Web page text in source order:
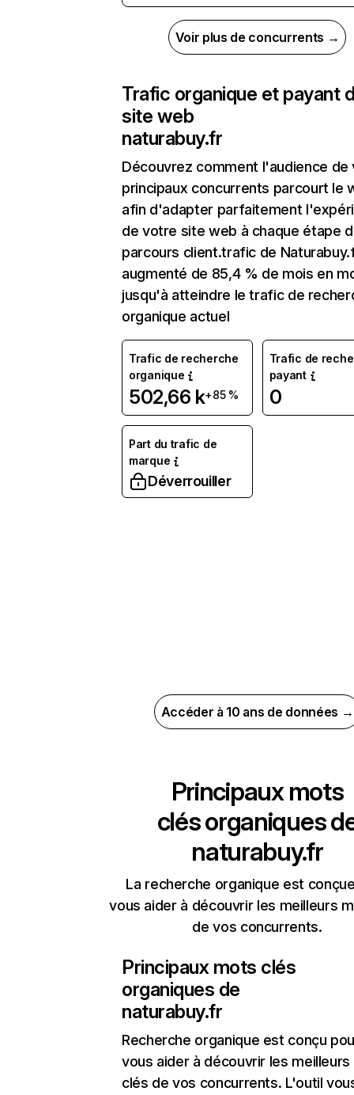
Voir plus de concurrents →
Trafic organique et payant
site web
naturabuy.fr
Découvrez comment l'audience de
principaux concurrents parcourt le
afin d'adapter parfaitement
de votre site web à chaque étape
parcours client.trafic de
augmenté de 85,4 % de mois en
jusqu'à atteindre le trafic de
organique actuel
Trafic de recherche
organique
502,66 k+85 %
Trafic de
payant
0
Part du trafic de
marque
Déverrouiller
Accéder à 10 ans de données →
Principaux mots
clés organiques
naturabuy.fr
La recherche organique est
vous aider à découvrir les meilleurs
de vos concurrents.
Principaux mots clés
organiques de
naturabuy.fr
Recherche organique est conçu
vous aider à découvrir les
clés de vos concurrents. L'outil